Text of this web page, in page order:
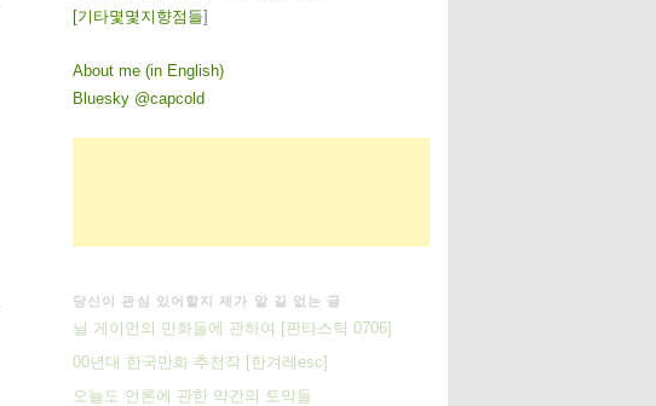
[기 타몇 몇 지 향점 들]
About me (in English)
Bluesky @capcold
당신이 관심 있어할지 제가 알 길 없는 글
닐 게이먼의 만화들에 관하여 [판타스틱 0706]
00년대 한국만화 추천작 [한겨레esc]
오늘도 언론에 관한 약간의 토막들